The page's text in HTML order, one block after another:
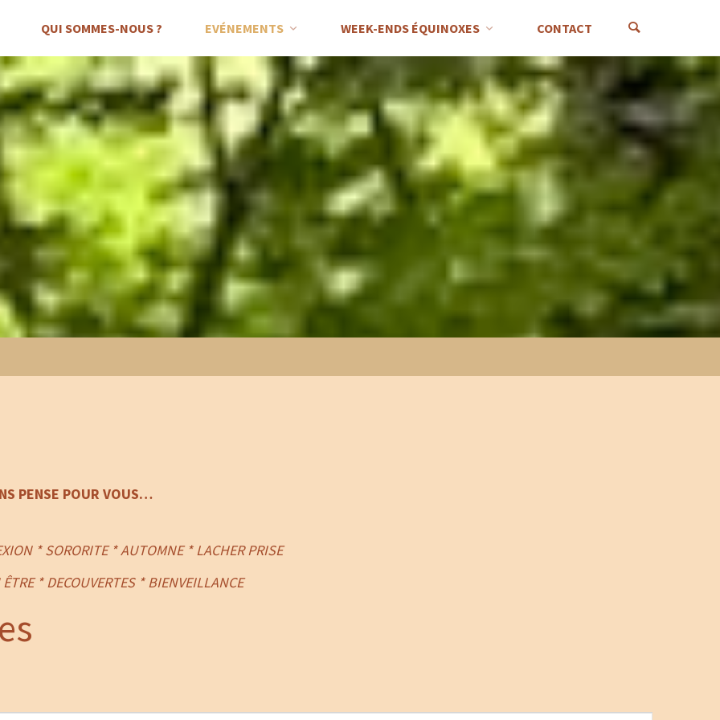
QUI SOMMES-NOUS ? EVÉNEMENTS WEEK-ENDS ÉQUINOXES CONTACT
PENSE POUR VOUS…
* SORORITE * AUTOMNE * LACHER PRISE
* DECOUVERTES * BIENVEILLANCE